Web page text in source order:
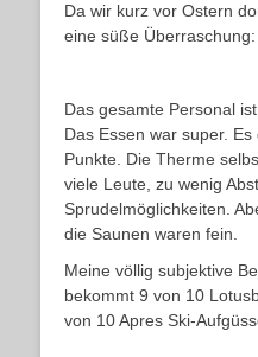
Da wir kurz vor Ostern
eine süße Überraschung:
Das gesamte Personal
Das Essen war super.
Punkte. Die Therme
viele Leute, zu wenig
Sprudelmöglichkeiten.
die Saunen waren fein.
Meine völlig subjektive
bekommt 9 von 10
von 10 Apres Ski-